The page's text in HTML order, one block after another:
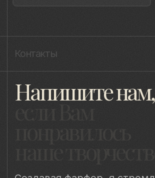
ИП Быстрицкая Лада Альбертовна
ИНН 781401355757
Санкт-Петербург, Сердобольская 65